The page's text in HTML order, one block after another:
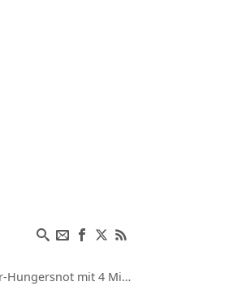
mit 4 Millionen Toten